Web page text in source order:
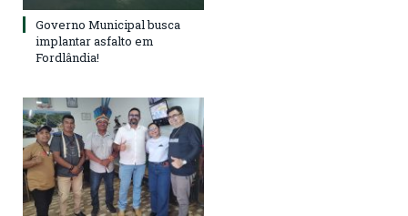
Governo Municipal busca
implantar asfalto em
Fordlândia!